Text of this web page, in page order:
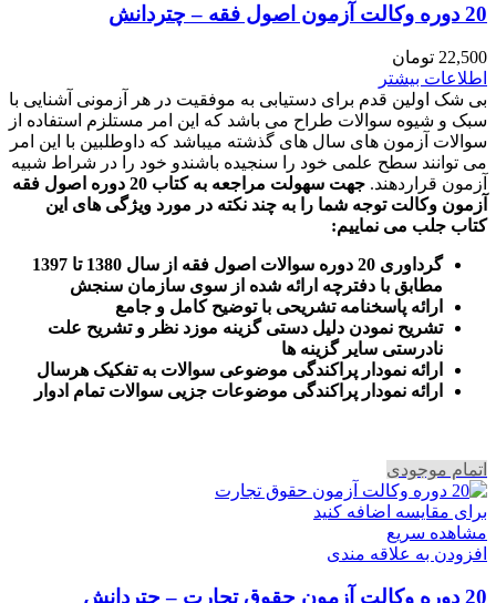
20 دوره وکالت آزمون اصول فقه – چتردانش
22,500 تومان
اطلاعات بیشتر
بی شک اولین قدم برای دستیابی به موفقیت در هر آزمونی آشنایی با
سبک و شیوه سوالات طراح می باشد که این امر مستلزم استفاده از
سوالات آزمون های سال های گذشته میباشد که داوطلبین با این امر
می توانند سطح علمی خود را سنجیده باشندو خود را در شراط شبیه
آزمون قراردهند.
جهت سهولت مراجعه به کتاب 20 دوره اصول فقه
آزمون وکالت توجه شما را به چند نکته در مورد ویژگی های این
کتاب جلب می نماییم:
گرداوری 20 دوره سوالات اصول فقه از سال 1380 تا 1397
مطابق با دفترچه ارائه شده از سوی سازمان سنجش
ارائه پاسخنامه تشریحی با توضیح کامل و جامع
تشریح نمودن دلیل دستی گزینه موزد نظر و تشریح علت
نادرستی سایر گزینه ها
ارائه نمودار پراکندگی موضوعی سوالات به تفکیک هرسال
رائه نمودار پراکندگی موضوعات جزیی سوالات تمام ادوار
اتمام موجودی
برای مقایسه اضافه کنید
مشاهده سریع
افزودن به علاقه مندی
20 دوره وکالت آزمون حقوق تجارت – چتردانش